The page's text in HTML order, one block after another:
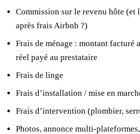
Commission sur le revenu hôte (et
après frais Airbnb ?)
Frais de ménage : montant facturé
réel payé au prestataire
Frais de linge
Frais d’installation / mise en
Frais d’intervention (plombier,
Photos, annonce multi-